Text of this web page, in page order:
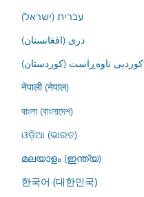
עברית (ישראל)
درى (افغانستان)
کوردیی ناوەڕاست (کوردستان)
नेपाली (नेपाल)
বাংলা (বাংলাদেশ)
ଓଡ଼ିଆ (ଭାରତ)
മലയാളം (ഇന്ത്യ)
한국어 (대한민국)